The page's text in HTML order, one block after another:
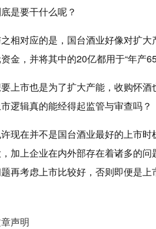
是要干什么呢？
相对应的是，国台酒业好像对扩
金，并将其中的20亿都用于“年产
上市也是为了扩大产能，收购怀
逻辑真的能经得起监管与审查吗？
现在并不是国台酒业最好的上市
加上企业在内外部存在着诸多的
再考虑上市比较好，否则即便是上
声明